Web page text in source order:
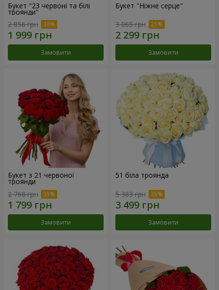
Букет "23 червоні та білі
троянди"
2 856 грн
Замовити
Букет "Ніжне серце"
3 065 грн
Замовити
Букет з 21 червоної
троянди
2 768 грн
Замовити
51 біла троянда
5 383 грн
Замовити